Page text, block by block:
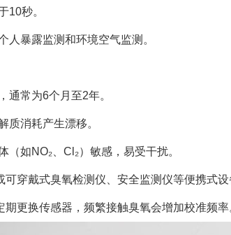
10秒。
暴露监测和环境空气监测。
常为6个月至2年。
消耗产生漂移。
如NO₂、Cl₂）敏感，易受干扰。
穿戴式臭氧检测仪、安全监测仪等便携式设
更换传感器，频繁接触臭氧会增加校准频率